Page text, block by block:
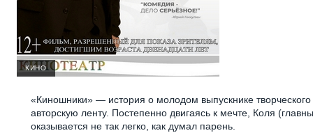
КИНО
«Киношники» — история о молодом выпускнике
авторскую ленту. Постепенно двигаясь к мечте, Коля
оказывается не так легко, как думал парень.